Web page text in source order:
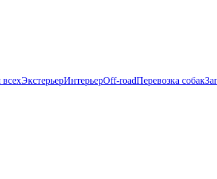
всехЭкстерьерИнтерьерOff-roadПеревозка собак